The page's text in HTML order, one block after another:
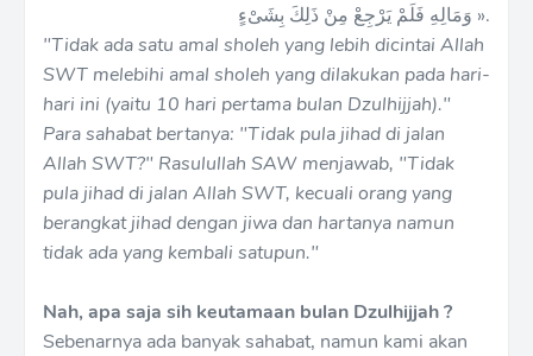
وَمَالِهِ فَلَمْ يَرْجِعْ مِنْ ذَلِكَ بِشَىْءٍ ».
"Tidak ada satu amal sholeh yang lebih dicintai Allah
SWT melebihi amal sholeh yang dilakukan pada hari-
hari ini (yaitu 10 hari pertama bulan Dzulhijjah)."
Para sahabat bertanya: "Tidak pula jihad di jalan
Allah SWT?" Rasulullah SAW menjawab, "Tidak
pula jihad di jalan Allah SWT, kecuali orang yang
berangkat jihad dengan jiwa dan hartanya namun
tidak ada yang kembali satupun."
Nah, apa saja sih keutamaan bulan Dzulhijjah ?
Sebenarnya ada banyak sahabat, namun kami akan